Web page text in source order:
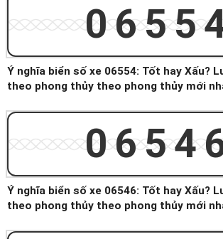
Ý nghĩa biển số xe 06554: Tốt hay Xấu?
theo phong thủy theo phong thủy mới
Ý nghĩa biển số xe 06546: Tốt hay Xấu?
theo phong thủy theo phong thủy mới